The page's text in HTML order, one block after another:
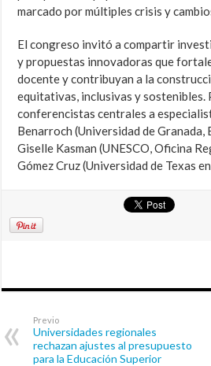
marcado por múltiples crisis y
El congreso invitó a compartir
y propuestas innovadoras que
docente y contribuyan a la
equitativas, inclusivas y sostenibles.
conferencistas centrales a
Benarroch (Universidad de Granada,
Giselle Kasman (UNESCO, Oficina
Gómez Cruz (Universidad de Texas
Previo
Universidades regionales
rechazan ajustes al presupuesto
para la Educación Superior